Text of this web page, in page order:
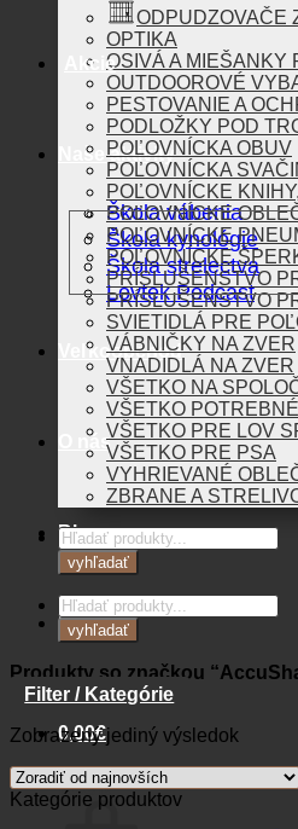
Akcie
Naše aktivity
Škola vábenia
Škola kynológie
Škola strelectva
Lovtek Podcast
Veľkoobchod
O nás
Blog
Kontakt
0,00€
Košík
ODPUDZOVAČE
OPTIKA
OSIVÁ A MIEŠANKY
OUTDOOROVÉ
PESTOVANIE A
PODLOŽKY POD
POĽOVNÍCKA OBUV
POĽOVNÍCKA
POĽOVNÍCKE
POĽOVNÍCKE
POĽOVNÍCKE
POĽOVNÍCKE
PRÍSLUŠENSTVO
PRÍSLUŠENSTVO
SVIETIDLÁ PRE
VÁBNIČKY NA ZVER
VNADIDLÁ NA ZVER
VŠETKO NA
VŠETKO
VŠETKO PRE LOV
VŠETKO PRE PSA
VYHRIEVANÉ
ZBRANE A
Products
search
vyhľadať
Products
search
vyhľadať
Produkty so značkou
Filter / Kategórie
Zobrazený jediný výsledok
Kategórie produktov